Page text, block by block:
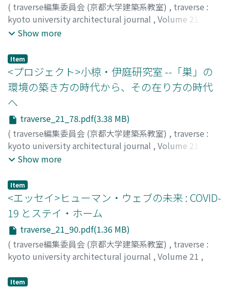
( traverse編集委員会 (京都大学建築系教室) , traverse :
kyoto university architectural journal , Volume 21
2021,pp.68-77
Show more
Item
<プロジェクト>小椋・伊庭研究室 --「巣」の
環境の築き方の時代から、その在り方の時代
へ
traverse_21_78.pdf(3.38 MB)
( traverse編集委員会 (京都大学建築系教室) , traverse :
kyoto university architectural journal , Volume 21
2021,pp.78-87
Show more
Item
<エッセイ>ヒューマン・ウェブの未来 : COVID-
19 とステイ・ホーム
traverse_21_90.pdf(1.36 MB)
( traverse編集委員会 (京都大学建築系教室) , traverse :
kyoto university architectural journal , Volume 21 ,
布野, 修司
Item